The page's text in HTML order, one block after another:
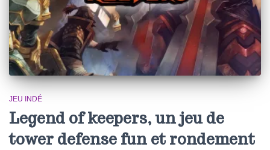
JEU INDÉ
Legend of keepers, un jeu de
tower defense fun et rondement